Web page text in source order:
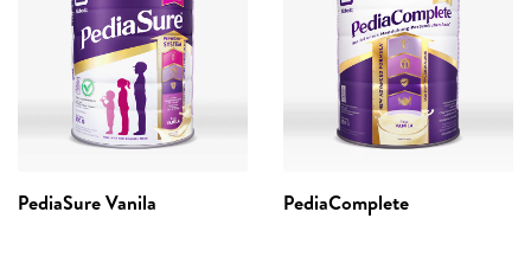
PediaSure Vanila PediaComplete